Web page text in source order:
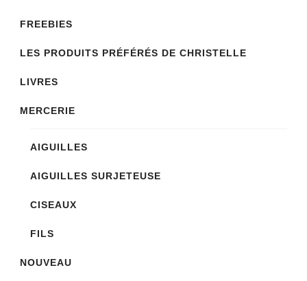
FREEBIES
LES PRODUITS PRÉFÉRÉS DE CHRISTELLE
LIVRES
MERCERIE
AIGUILLES
AIGUILLES SURJETEUSE
CISEAUX
FILS
NOUVEAU